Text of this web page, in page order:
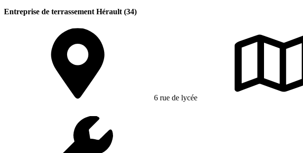
Entreprise de terrassement Hérault (34)
6 rue de lycée